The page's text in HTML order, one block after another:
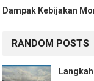
Dampak Kebijakan
RANDOM POSTS